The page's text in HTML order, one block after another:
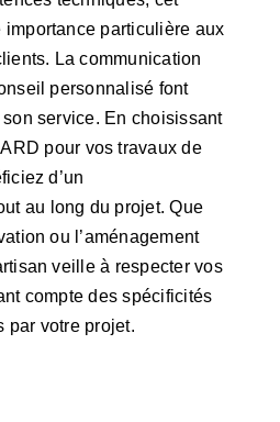
importance particulière aux
La communication
personnalisé font
service. En choisissant
pour vos travaux de
d’un
au long du projet. Que
ou l’aménagement
veille à respecter vos
compte des spécificités
par votre projet.